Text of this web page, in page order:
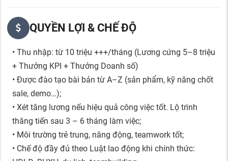
QUYỀN LỢI & CHẾ ĐỘ
• Thu nhập: từ 10 triệu +++/tháng (Lương cứng 5–8 triệu
+ Thưởng KPI + Thưởng Doanh số)
• Được đào tạo bài bản từ A–Z (sản phẩm, kỹ năng chốt
sale, demo…);
• Xét tăng lương nếu hiệu quả công việc tốt. Lộ trình
thăng tiến sau 3 – 6 tháng làm việc;
• Môi trường trẻ trung, năng động, teamwork tốt;
• Chế độ đầy đủ theo Luật lao động khi chính thức: